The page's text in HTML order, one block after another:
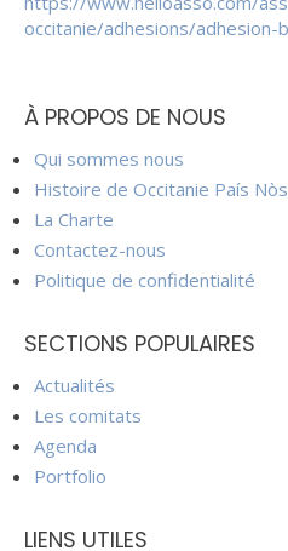
occitanie/adhesions/adhesion-
À PROPOS DE NOUS
Qui sommes nous
Histoire de Occitanie País
La Charte
Contactez-nous
Politique de confidentialité
SECTIONS POPULAIRES
Actualités
Les comitats
Agenda
Portfolio
LIENS UTILES